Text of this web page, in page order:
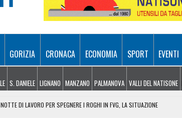
GORIZIA CRONACA ECONOMIA SPORT EVENTI
S. DANIELE LIGNANO MANZANO PALMANOVA VALLI DEL NATISONE
DI LAVORO PER SPEGNERE I ROGHI IN FVG, LA SITUAZIONE